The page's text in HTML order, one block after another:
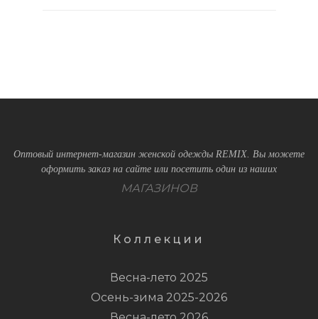
Оптовый интернет-магазин женской одежды REMIX. Вы можете
оформить заказ на сайте или посетить один из наших
МАГАЗИНОВ
Коллекции
Весна-лето 2025
Осень-зима 2025-2026